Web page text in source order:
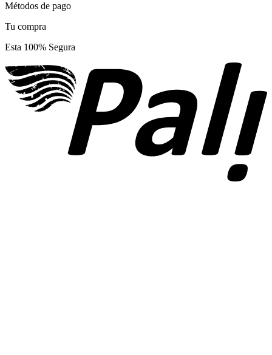
Métodos de pago
Tu compra
Esta 100% Segura